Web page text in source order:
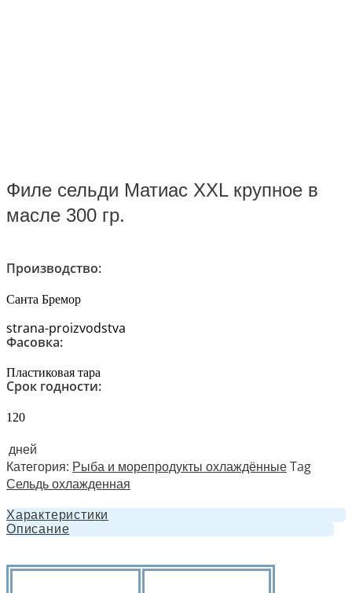
Филе сельди Матиас XXL крупное в
масле 300 гр.
Производство:
Санта Бремор
strana-proizvodstva
Фасовка:
Пластиковая тара
Срок годности:
120
дней
Категория: Рыба и морепродукты охлаждённыеTag
Сельдь охлажденная
Характеристики
Описание